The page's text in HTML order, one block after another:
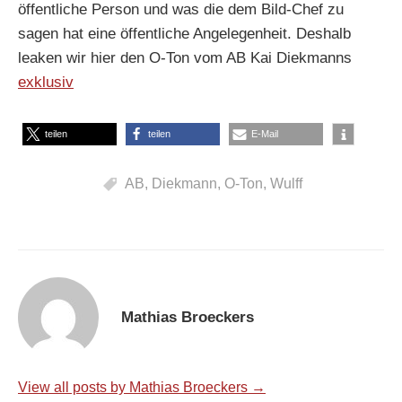
öffentliche Person und was die dem Bild-Chef zu
sagen hat eine öffentliche Angelegenheit. Deshalb
leaken wir hier den O-Ton vom AB Kai Diekmanns
exklusiv
teilen teilen E-Mail
AB, Diekmann, O-Ton, Wulff
Mathias Broeckers
View all posts by Mathias Broeckers →